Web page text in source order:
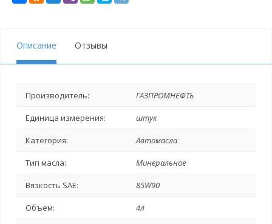
Описание Отзывы
Производитель: ГАЗПРОМНЕФТЬ
Единица измерения: штук
Категория: Автомасла
Тип масла: Минеральное
Вязкость SAE: 85W90
Объем: 4л